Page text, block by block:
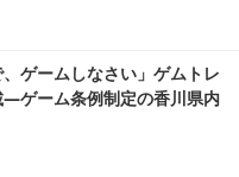
、ゲームしなさい」ゲムトレ
ゲーム条例制定の香川県内